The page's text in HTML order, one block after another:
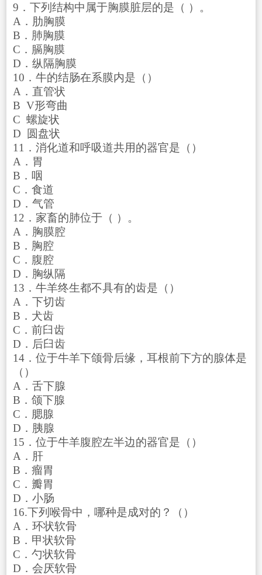
9．下列结构中属于胸膜脏层的是（ ）。
A．肋胸膜
B．肺胸膜
C．膈胸膜
D．纵隔胸膜
10．牛的结肠在系膜内是（）
A．直管状
B V形弯曲
C 螺旋状
D 圆盘状
11．消化道和呼吸道共用的器官是（）
A．胃
B．咽
C．食道
D．气管
12．家畜的肺位于（ ）。
A．胸膜腔
B．胸腔
C．腹腔
D．胸纵隔
13．牛羊终生都不具有的齿是（）
A．下切齿
B．犬齿
C．前臼齿
D．后臼齿
14．位于牛羊下颌骨后缘，耳根前下方的腺体是
（）
A．舌下腺
B．颌下腺
C．腮腺
D．胰腺
15．位于牛羊腹腔左半边的器官是（）
A．肝
B．瘤胃
C．瓣胃
D．小肠
16.下列喉骨中，哪种是成对的？（）
A．环状软骨
B．甲状软骨
C．勺状软骨
D．会厌软骨